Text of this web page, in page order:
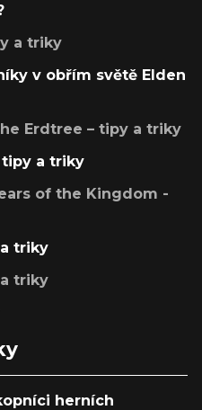
a triky
v obřím světě Elden
Erdtree – tipy a triky
tipy a triky
of the Kingdom -
triky
triky
herních